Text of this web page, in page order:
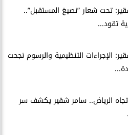
تحت شعار ”نصيغ المستقبل”..
تقود...
الإجراءات التنظيمية والرسوم نجحت
الرياض.. سامر شقير يكشف سر